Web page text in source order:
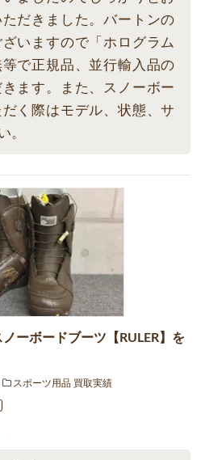
だきました。バートンの
いますので「ホログラム
で正規品、並行輸入品の
ます。また、スノーボー
だく際はモデル、状態、サ
。
ーボードブーツ【RULER】を
スポーツ用品 買取実績